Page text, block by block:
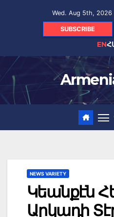
Wed. Aug 5th, 2026
SUBSCRIBE
EN
NEWS VARIETY
Կեանքէն
Արկադի